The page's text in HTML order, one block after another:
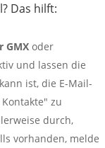
Das hilft:
GMX oder
und lassen die
ist, die E-Mail-
zu
durch,
vorhanden, melde